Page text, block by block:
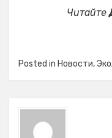
Читайте
Posted in Новости,